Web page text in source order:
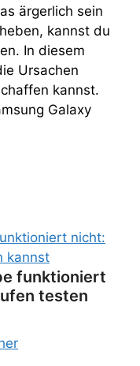
ärgerlich sein
kannst du
In diesem
Ursachen
kannst.
Galaxy
funktioniert
testen